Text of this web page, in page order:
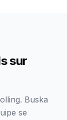
sur
Buska
se